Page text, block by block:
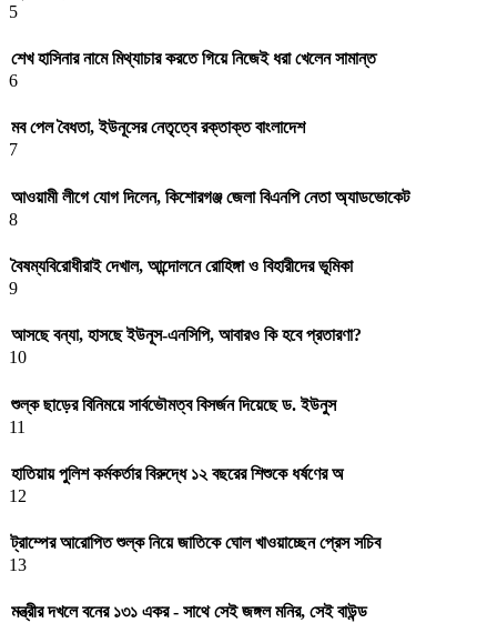
5
শেখ হাসিনার নামে মিথ্যাচার করতে গিয়ে নিজেই ধরা খেলেন সামান্ত
6
মব পেল বৈধতা, ইউনূসের নেতৃত্বে রক্তাক্ত বাংলাদেশ
7
আওয়ামী লীগে যোগ দিলেন, কিশোরগঞ্জ জেলা বিএনপি নেতা অ্যাডভোকেট
8
বৈষম্যবিরোধীরাই দেখাল, আন্দোলনে রোহিঙ্গা ও বিহারীদের ভূমিকা
9
আসছে বন্যা, হাসছে ইউনূস-এনসিপি, আবারও কি হবে প্রতারণা?
10
শুল্ক ছাড়ের বিনিময়ে সার্বভৌমত্ব বিসর্জন দিয়েছে ড. ইউনুস
11
হাতিয়ায় পুলিশ কর্মকর্তার বিরুদ্ধে ১২ বছরের শিশুকে ধর্ষণের অ
12
ট্রাম্পের আরোপিত শুল্ক নিয়ে জাতিকে ঘোল খাওয়াচ্ছেন প্রেস সচিব
13
মন্ত্রীর দখলে বনের ১৩১ একর - সাথে সেই জঙ্গল মনির, সেই বাউন্ড